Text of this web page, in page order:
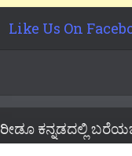
Like Us On
ರೀಡೂ ಕನ್ನಡದಲ್ಲಿ